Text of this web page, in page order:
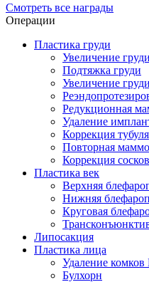
Смотреть все награды
Операции
Пластика груди
Увеличение груди
Подтяжка груди
Увеличение
Редукционная
Удаление
Коррекция
Повторная
Коррекция сосков
Пластика век
Верхняя
Нижняя
Круговая
Липосакция
Пластика лица
Удаление
Булхорн